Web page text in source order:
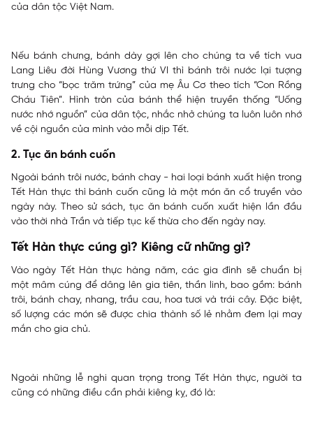
của dân tộc Việt Nam.
Nếu bánh chưng, bánh dày gợi lên cho chúng ta về tích vua
Lang Liêu đời Hùng Vương thứ VI thì bánh trôi nước lại tượng
trưng cho “bọc trăm trứng” của mẹ Âu Cơ theo tích “Con Rồng
Cháu Tiên”. Hình tròn của bánh thể hiện truyền thống “Uống
nước nhớ nguồn” của dân tộc, nhắc nhở chúng ta luôn luôn nhớ
về cội nguồn của mình vào mỗi dịp Tết.
2. Tục ăn bánh cuốn
Ngoài bánh trôi nước, bánh chay - hai loại bánh xuất hiện trong
Tết Hàn thực thì bánh cuốn cũng là một món ăn cổ truyền vào
ngày này. Theo sử sách, tục ăn bánh cuốn xuất hiện lần đầu
vào thời nhà Trần và tiếp tục kế thừa cho đến ngày nay.
Tết Hàn thực cúng gì? Kiêng cữ những gì?
Vào ngày Tết Hàn thực hàng năm, các gia đình sẽ chuẩn bị
một mâm cúng để dâng lên gia tiên, thần linh, bao gồm: bánh
trôi, bánh chay, nhang, trầu cau, hoa tươi và trái cây. Đặc biệt,
số lượng các món sẽ được chia thành số lẻ nhằm đem lại may
mắn cho gia chủ.
Ngoài những lễ nghi quan trọng trong Tết Hàn thực, người ta
cũng có những điều cần phải kiêng kỵ, đó là: